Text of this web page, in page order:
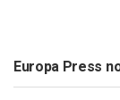
Europa Press